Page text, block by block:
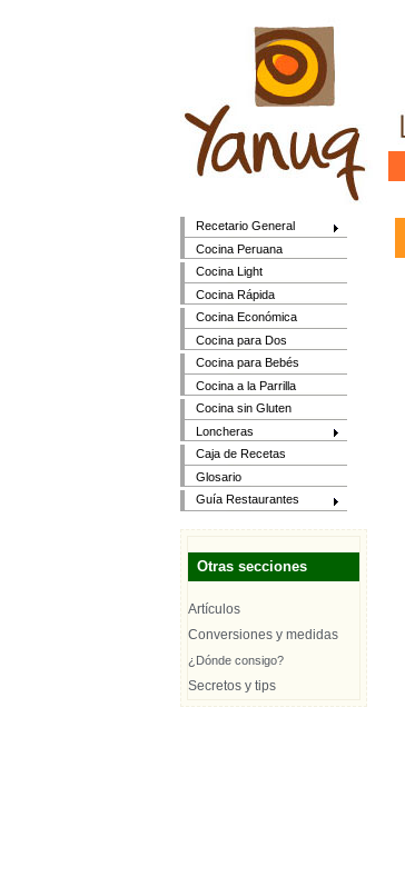
Recetario General
Cocina Peruana
Cocina Light
Cocina Rápida
Cocina Económica
Cocina para Dos
Cocina para Bebés
Cocina a la Parrilla
Cocina sin Gluten
Loncheras
Caja de Recetas
Glosario
Guía Restaurantes
Otras secciones
Artículos
Conversiones y medidas
¿Dónde consigo?
Secretos y tips